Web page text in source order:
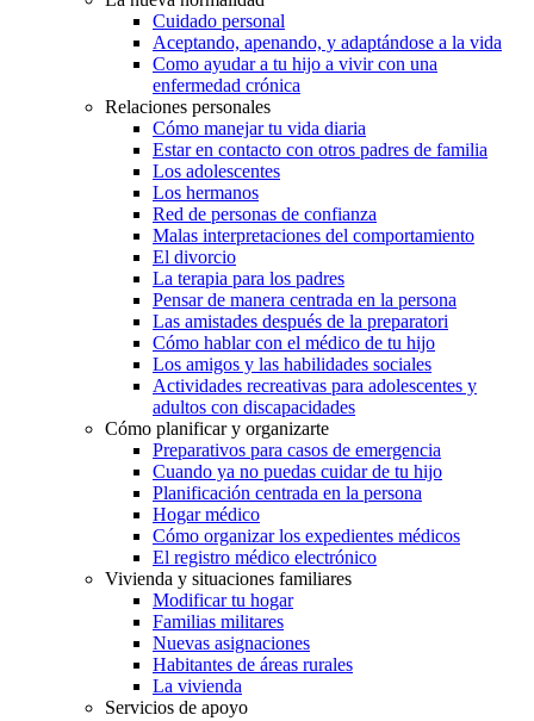
Cuidado personal
Aceptando, apenando, y adaptándose a la vida
Como ayudar a tu hijo a vivir con una
enfermedad crónica
Relaciones personales
Cómo manejar tu vida diaria
Estar en contacto con otros padres de familia
Los adolescentes
Los hermanos
Red de personas de confianza
Malas interpretaciones del comportamiento
El divorcio
La terapia para los padres
Pensar de manera centrada en la persona
Las amistades después de la preparatori
Cómo hablar con el médico de tu hijo
Los amigos y las habilidades sociales
Actividades recreativas para adolescentes y
adultos con discapacidades
Cómo planificar y organizarte
Preparativos para casos de emergencia
Cuando ya no puedas cuidar de tu hijo
Planificación centrada en la persona
Hogar médico
Cómo organizar los expedientes médicos
El registro médico electrónico
Vivienda y situaciones familiares
Modificar tu hogar
Familias militares
Nuevas asignaciones
Habitantes de áreas rurales
La vivienda
Servicios de apoyo